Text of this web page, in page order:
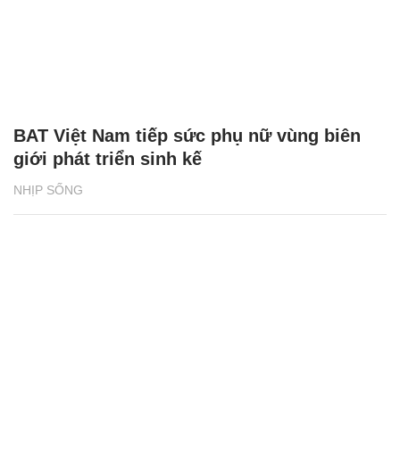
NHỊP SỐNG
BAT Việt Nam tiếp sức phụ nữ vùng biên
giới phát triển sinh kế